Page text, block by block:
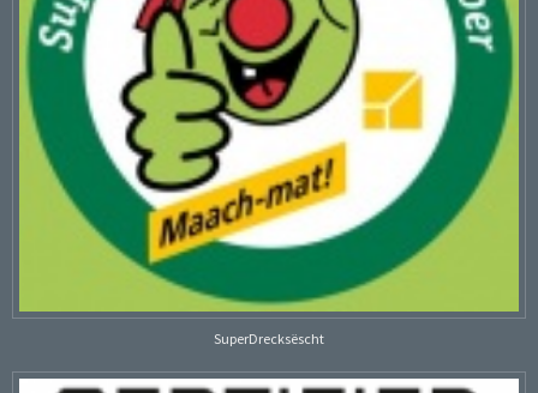
SuperDrecksëscht